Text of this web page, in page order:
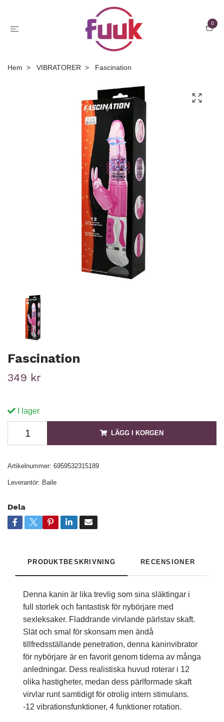
0
Hem VIBRATORER Fascination
Fascination
349 kr
I lager
LÄGG I KORGEN
Artikelnummer: 6959532315189
Leverantör: Baile
Dela
PRODUKTBESKRIVNING RECENSIONER
Denna kanin är lika trevlig som sina släktingar i
full storlek och fantastisk för nybörjare med
sexleksaker. Fladdrande virvlande pärlstav skaft.
Slät och smal för skonsam men ändå
tillfredsställande penetration, denna kaninvibrator
för nybörjare är en favorit genom tiderna av många
anledningar. Dess realistiska huvud roterar i 12
olika hastigheter, medan dess pärlformade skaft
virvlar runt samtidigt för otrolig intern stimulans.
-12 vibrationsfunktioner, 4 funktioner rotation.